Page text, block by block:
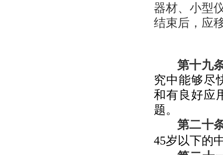
器材、小型
结束后，应
第十九
究中能够尽
和有良好应
题。
第二十
45岁以下的